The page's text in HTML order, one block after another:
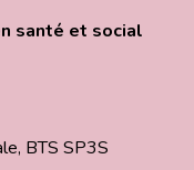
santé et social
BTS SP3S